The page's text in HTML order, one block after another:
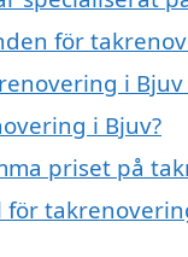
för
i
i Bjuv?
priset på
för